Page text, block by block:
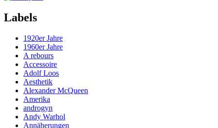
Labels
1920er Jahre
1960er Jahre
A rebours
Accessoire
Adolf Loos
Aesthetik
Alexander McQueen
Amerika
androgyn
Andy Warhol
Annäherungen